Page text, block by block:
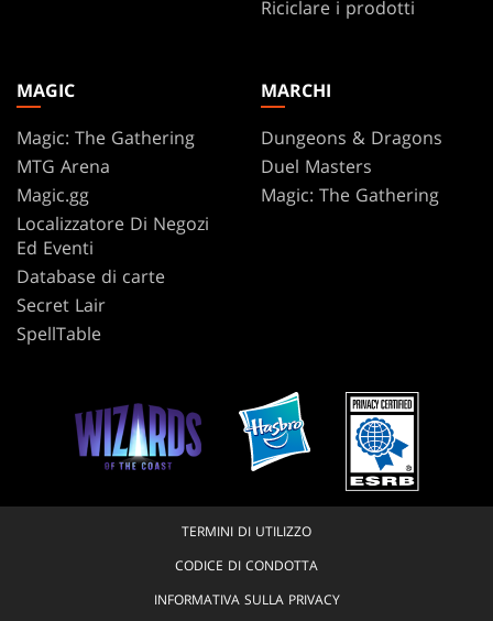
Riciclare i prodotti
MAGIC
Magic: The Gathering
MTG Arena
Magic.gg
Localizzatore Di Negozi
Ed Eventi
Database di carte
Secret Lair
SpellTable
MARCHI
Dungeons & Dragons
Duel Masters
Magic: The Gathering
TERMINI DI UTILIZZO
CODICE DI CONDOTTA
INFORMATIVA SULLA PRIVACY